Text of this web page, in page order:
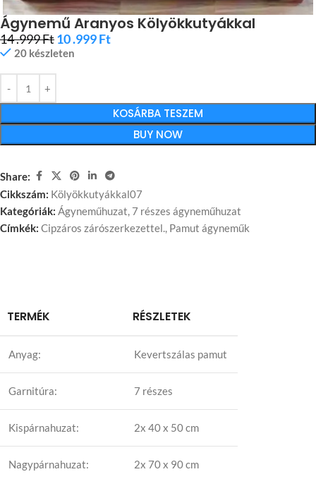
Ágynemű Aranyos Kölyökkutyákkal
14 .999Ft10 .999Ft
20 készleten
KOSÁRBA TESZEM
BUY NOW
Share:
Cikkszám: Kölyökkutyákkal07
Kategóriák: Ágyneműhuzat, 7 részes ágyneműhuzat
Címkék: Cipzáros zárószerkezettel., Pamut ágyneműk
TERMÉK RÉSZLETEK
Anyag: Kevertszálas pamut
Garnitúra: 7 részes
Kispárnahuzat: 2x 40 x 50 cm
Nagypárnahuzat: 2x 70 x 90 cm